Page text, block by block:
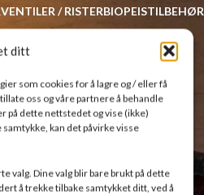
ditt
som cookies for å lagre og / eller få
oss og våre partnere å behandle
på dette nettstedet og vise (ikke)
kan det påvirke visse
valg. Dine valg blir bare brukt på dette
å trekke tilbake samtykket ditt, ved å
VENTILER / RISTERBIOPEISTILBEHØR